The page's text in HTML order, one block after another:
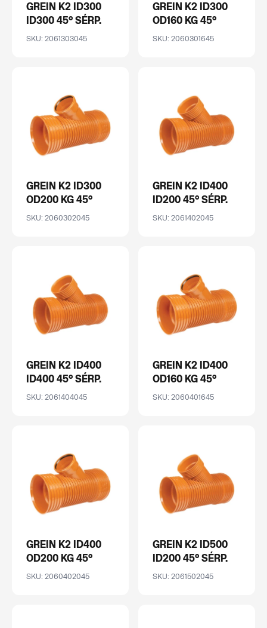
GREIN K2 ID300
ID300 45° SÉRP.
SKU: 2061303045
GREIN K2 ID300
OD160 KG 45°
SKU: 2060301645
GREIN K2 ID300
OD200 KG 45°
SKU: 2060302045
GREIN K2 ID400
ID200 45° SÉRP.
SKU: 2061402045
GREIN K2 ID400
ID400 45° SÉRP.
SKU: 2061404045
GREIN K2 ID400
OD160 KG 45°
SKU: 2060401645
GREIN K2 ID400
OD200 KG 45°
SKU: 2060402045
GREIN K2 ID500
ID200 45° SÉRP.
SKU: 2061502045